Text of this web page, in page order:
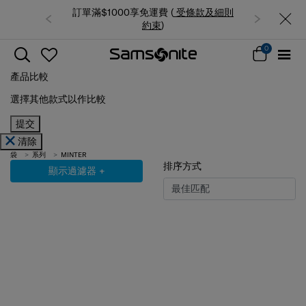
訂單滿$1000享免運費 ( 受條款及細則
約束)
0
產品比較
選擇其他款式以作比較
提交
清除
袋 系列 MINTER
顯示過濾器 + 排序方式